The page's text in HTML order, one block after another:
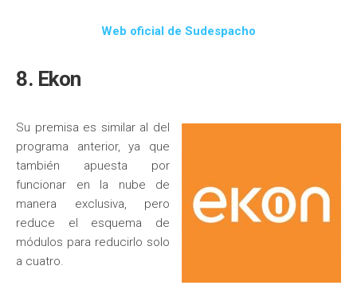
Web oficial de Sudespacho
8. Ekon
Su premisa es similar al del
programa anterior, ya que
también apuesta por
funcionar en la nube de
manera exclusiva, pero
reduce el esquema de
módulos para reducirlo solo
a cuatro.